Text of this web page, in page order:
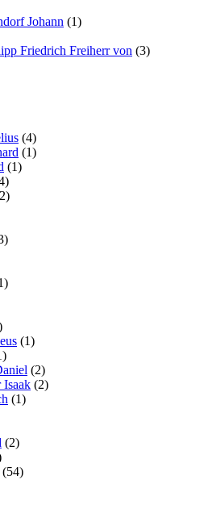
Johann (1)
Friedrich Freiherr von (3)
(4)
(1)
(1)
(1)
(2)
Isaak (2)
(1)
(2)
(54)